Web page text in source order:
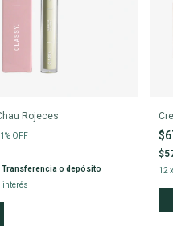
Rojeces
% OFF
Transferencia o depósito
interés
12